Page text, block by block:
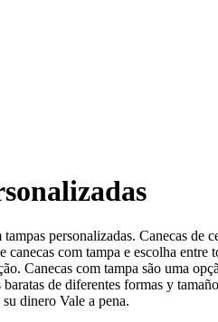
personalizadas. Canecas
com tampa e escolha
Canecas com tampa são uma
de diferentes formas y
dinero Vale a pena.